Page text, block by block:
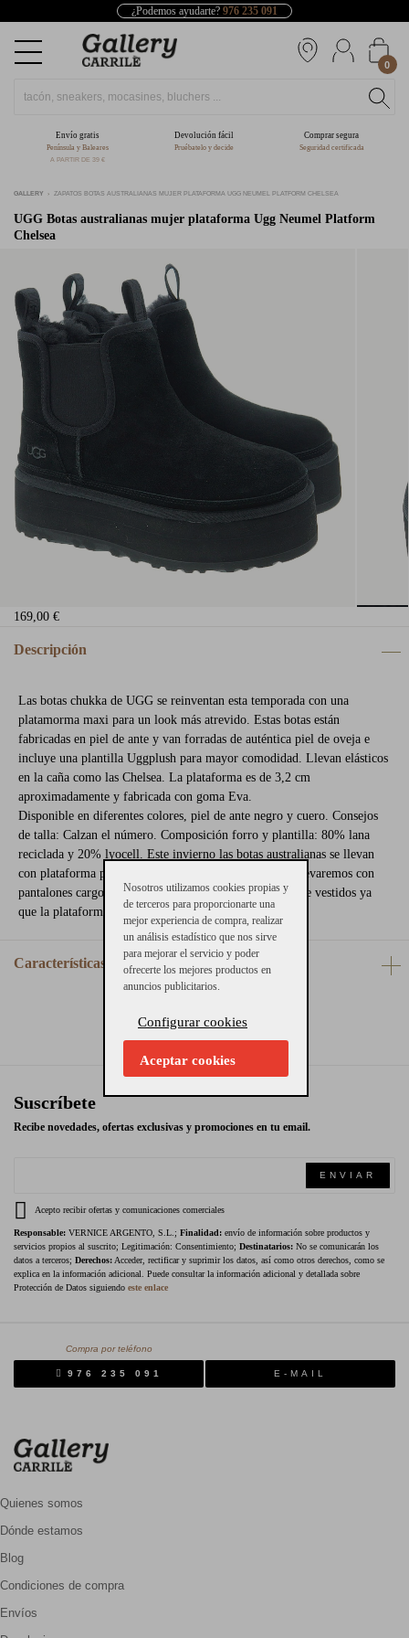
¿Podemos ayudarte? 976 235 091
0
Envío gratis
Península y Baleares
A PARTIR DE 39 €
Devolución fácil
Pruébatelo y decide
Comprar segura
Seguridad certificada
GALLERY ZAPATOS BOTAS AUSTRALIANAS MUJER PLATAFORMA UGG NEUMEL PLATFORM CHELSEA
UGG Botas australianas mujer plataforma Ugg Neumel Platform
Chelsea
169,00 €
Descripción
Las botas chukka de UGG se reinventan esta temporada con una
platamorma maxi para un look más atrevido. Estas botas están
fabricadas en piel de ante y van forradas de auténtica piel de oveja e
incluye una plantilla Uggplush para mayor comodidad. Llevan elásticos
en la caña como las Chelsea. La plataforma es de 3,2 cm
aproximadamente y fabricada con goma Eva.
Disponible en diferentes colores, piel de ante negro y cuero. Consejos
de talla: Calzan el número. Composición forro y plantilla: 80% lana
reciclada y 20% lyocell. Este invierno las botas australianas se llevan
con plataforma para looks más trendy. Estas botas las llevaremos con
pantalones cargo o pantalones de traje y con todo tipo de vestidos ya
que la plataforma estiliza mucho.
Características
Suscríbete
Recibe novedades, ofertas exclusivas y promociones en tu email.
ENVIAR
Acepto recibir ofertas y comunicaciones comerciales
Responsable: VERNICE ARGENTO, S.L.; Finalidad: envío de información sobre productos y
servicios propios al suscrito; Legitimación: Consentimiento; Destinatarios: No se comunicarán los
datos a terceros; Derechos: Acceder, rectificar y suprimir los datos, así como otros derechos, como se
explica en la información adicional. Puede consultar la información adicional y detallada sobre
Protección de Datos siguiendo este enlace
Compra por teléfono
976 235 091 E-MAIL
Quienes somos
Dónde estamos
Blog
Condiciones de compra
Envíos
Nosotros utilizamos cookies propias y
de terceros para proporcionarte una
mejor experiencia de compra, realizar
un análisis estadístico que nos sirve
para mejorar el servicio y poder
ofrecerte los mejores productos en
anuncios publicitarios.
Configurar cookies
Aceptar cookies